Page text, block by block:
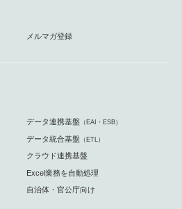
メルマガ登録
データ連携基盤 （EAI・ESB）
データ統合基盤 （ETL）
クラウド連携基盤
Excel業務を自動処理
自治体・官公庁向け